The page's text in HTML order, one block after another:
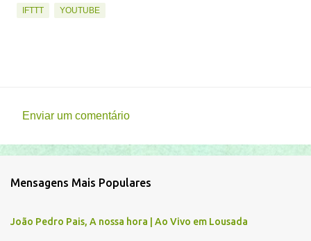
IFTTT YOUTUBE
e
t
Enviar um comentário
Mensagens Mais Populares
João Pedro Pais, A nossa hora | Ao Vivo em Lousada